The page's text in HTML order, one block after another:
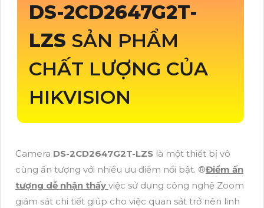
DS-2CD2647G2T-
LZS SẢN PHẨM
CHẤT LƯỢNG CỦA
HIKVISION
Camera DS-2CD2647G2T-LZS là một thiết bị vô
cùng ấn tượng với nhiều ưu điểm nổi bật. ®️Điểm ấn
tượng dễ nhận thấy việc sử dụng công nghệ Zoom
giám sát chi tiết giúp cho việc quan sát trở nên linh